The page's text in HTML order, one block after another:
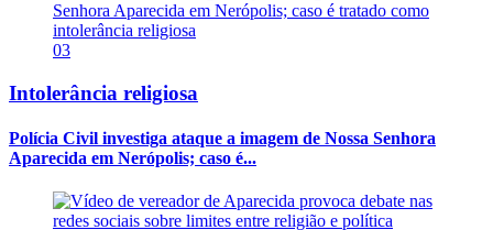
03
Intolerância religiosa
Polícia Civil investiga ataque a imagem de Nossa Senhora
Aparecida em Nerópolis; caso é...